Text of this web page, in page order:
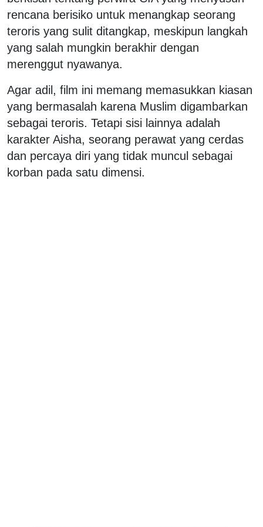
rencana berisiko untuk menangkap seorang
teroris yang sulit ditangkap, meskipun langkah
yang salah mungkin berakhir dengan
merenggut nyawanya.
Agar adil, film ini memang memasukkan kiasan
yang bermasalah karena Muslim digambarkan
sebagai teroris. Tetapi sisi lainnya adalah
karakter Aisha, seorang perawat yang cerdas
dan percaya diri yang tidak muncul sebagai
korban pada satu dimensi.